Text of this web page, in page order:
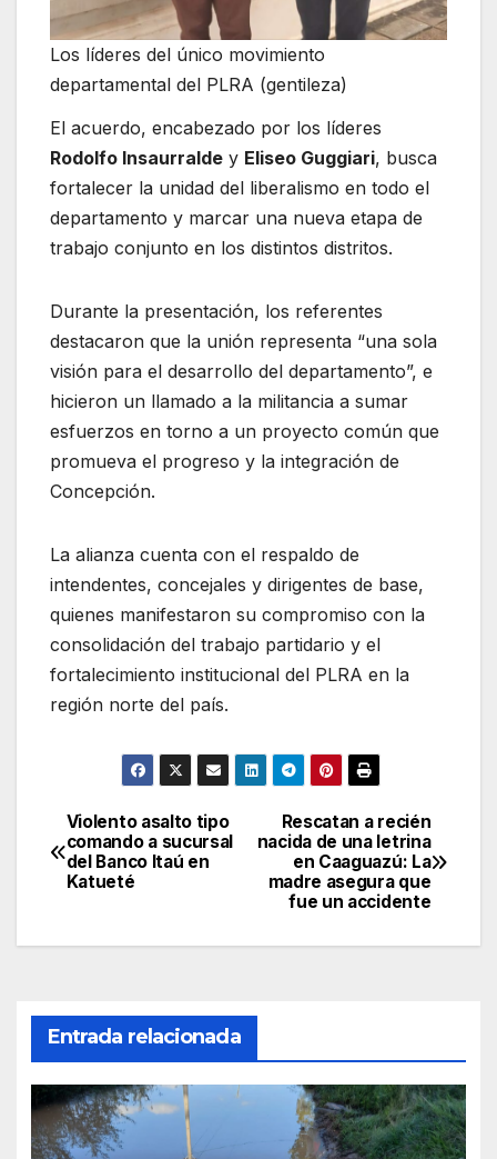
Los líderes del único movimiento
departamental del PLRA (gentileza)
El acuerdo, encabezado por los líderes
Rodolfo Insaurralde y Eliseo Guggiari, busca
fortalecer la unidad del liberalismo en todo el
departamento y marcar una nueva etapa de
trabajo conjunto en los distintos distritos.
Durante la presentación, los referentes
destacaron que la unión representa “una sola
visión para el desarrollo del departamento”, e
hicieron un llamado a la militancia a sumar
esfuerzos en torno a un proyecto común que
promueva el progreso y la integración de
Concepción.
La alianza cuenta con el respaldo de
intendentes, concejales y dirigentes de base,
quienes manifestaron su compromiso con la
consolidación del trabajo partidario y el
fortalecimiento institucional del PLRA en la
región norte del país.
Navegación
de
Rescatan a recién
nacida de una letrina
en Caaguazú: La
madre asegura que
fue un accidente
Violento asalto tipo
comando a sucursal
del Banco Itaú en
Katueté
Entrada relacionada